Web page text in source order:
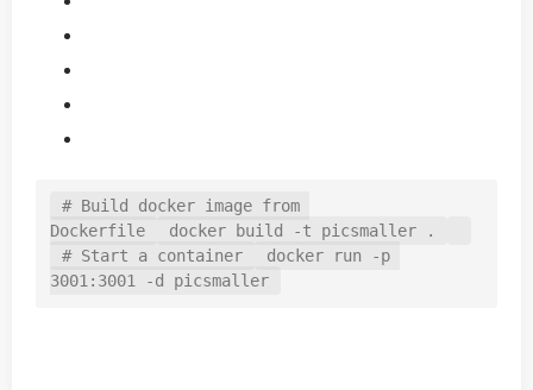
# Build docker image from
Dockerfile
docker
build -t picsmaller .
# Start a container
docker
run -p
3001:3001 -d picsmaller